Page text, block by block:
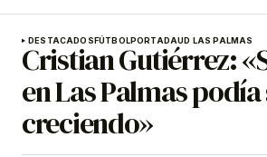
DESTACADOSFÚTBOLPORTADAUD LAS PALMAS
Cristian Gutiérrez:
en Las Palmas
creciendo»